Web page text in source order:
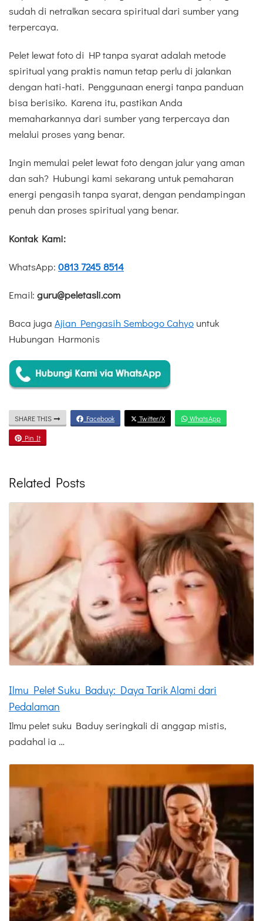
sudah di netralkan secara spiritual dari sumber yang
terpercaya.
Pelet lewat foto di HP tanpa syarat adalah metode
spiritual yang praktis namun tetap perlu di jalankan
dengan hati-hati. Penggunaan energi tanpa panduan
bisa berisiko. Karena itu, pastikan Anda
memaharkannya dari sumber yang terpercaya dan
melalui proses yang benar.
Ingin memulai pelet lewat foto dengan jalur yang aman
dan sah? Hubungi kami sekarang untuk pemaharan
energi pengasih tanpa syarat, dengan pendampingan
penuh dan proses spiritual yang benar.
Kontak Kami:
WhatsApp: 0813 7245 8514
Email: guru@peletasli.com
Baca juga Ajian Pengasih Sembogo Cahyo untuk
Hubungan Harmonis
SHARE THIS Facebook Twitter/X WhatsApp
Pin It
Related Posts
Ilmu Pelet Suku Baduy: Daya Tarik Alami dari
Pedalaman
Ilmu pelet suku Baduy seringkali di anggap mistis,
padahal ia …